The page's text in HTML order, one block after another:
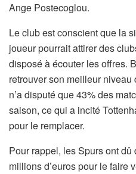
Ange Postecoglou.
Le club est conscient que la
joueur pourrait attirer des
disposé à écouter les offres.
retrouver son meilleur
n’a disputé que 43% des
saison, ce qui a incité
pour le remplacer.
Pour rappel, les Spurs ont
millions d’euros pour le faire